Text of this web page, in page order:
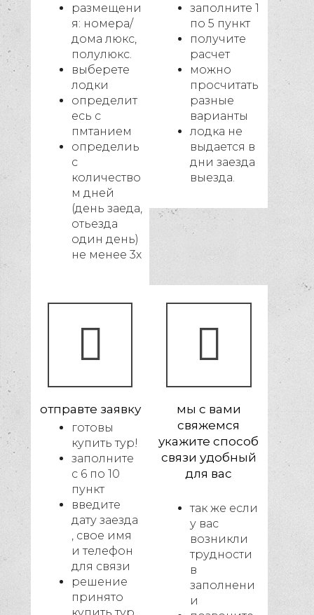
размещени
я: номера/
дома люкс,
полулюкс.
выберете
лодки
определит
есь с
пмтанием
определиь
с
количество
м дней
(день заеда,
отьезда
один день)
не менее 3х
заполните 1
по 5 пункт
получите
расчет
можно
просчитать
разные
варианты
лодка не
выдается в
дни заезда
выезда.
отправте заявку
готовы
купить тур!
заполните
с 6 по 10
пункт
введите
дату заезда
, свое имя
и телефон
для связи
решение
принято
мы с вами
свяжемся
укажите способ
связи удобный
для вас
так же если
у вас
возникли
трудности
в
заполнени
и